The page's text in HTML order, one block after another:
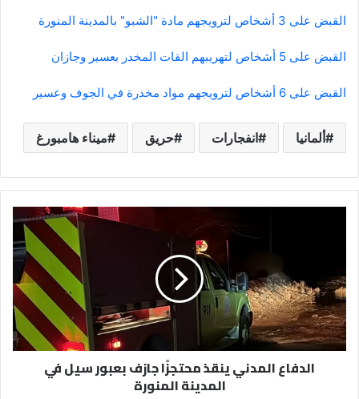
القبض على 3 أشخاص لترويجهم مادة "الشبو" بالمدينة المنورة
القبض على 5 أشخاص لتهريبهم القات المخدر بعسير وجازان
القبض على 6 أشخاص لترويجهم مواد مخدرة في الجوف وعسير
ألمانيا انفجارات حريق ميناء هامبورغ
جازف
بعبور
سيل
في
المدينة
الدفاع المدني ينقذ محتجزًا جازف بعبور سيل في
المدينة المنورة